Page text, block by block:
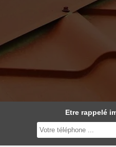
Etre rappelé